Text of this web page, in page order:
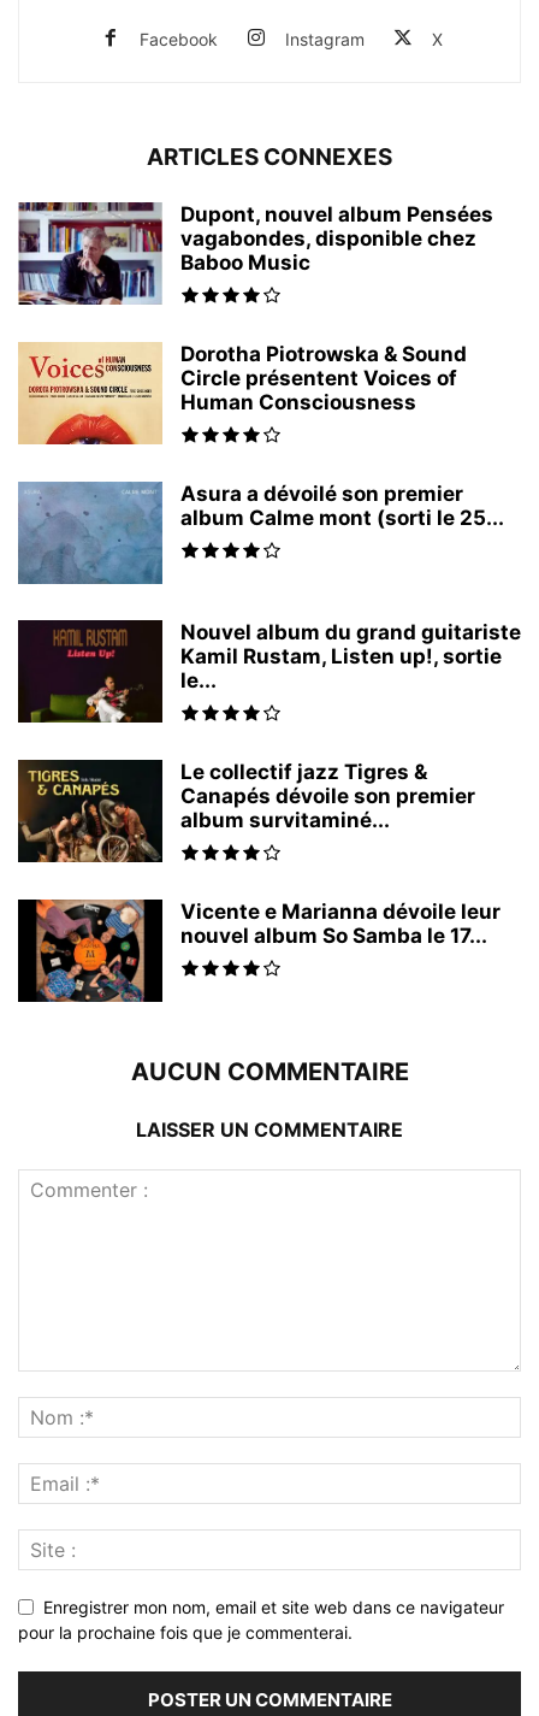
Facebook Instagram X
ARTICLES CONNEXES
Dupont, nouvel album Pensées
vagabondes, disponible chez
Baboo Music
Dorotha Piotrowska & Sound
Circle présentent Voices of
Human Consciousness
Asura a dévoilé son premier
album Calme mont (sorti le 25...
Nouvel album du grand guitariste
Kamil Rustam, Listen up!, sortie
le...
Le collectif jazz Tigres &
Canapés dévoile son premier
album survitaminé...
Vicente e Marianna dévoile leur
nouvel album So Samba le 17...
AUCUN COMMENTAIRE
LAISSER UN COMMENTAIRE
Enregistrer mon nom, email et site web dans ce navigateur
pour la prochaine fois que je commenterai.